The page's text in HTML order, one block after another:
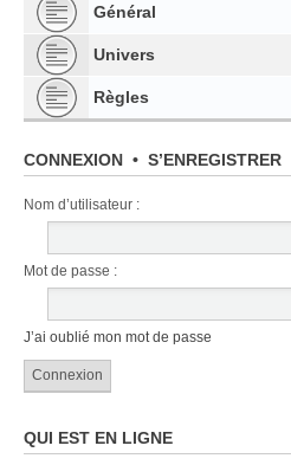
Général
Univers
Règles
CONNEXION • S’ENREGISTRER
Nom d’utilisateur :
Mot de passe :
J’ai oublié mon mot de passe
QUI EST EN LIGNE